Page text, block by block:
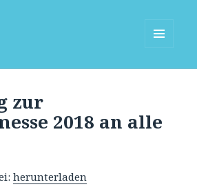
zur
2018 an alle
herunterladen